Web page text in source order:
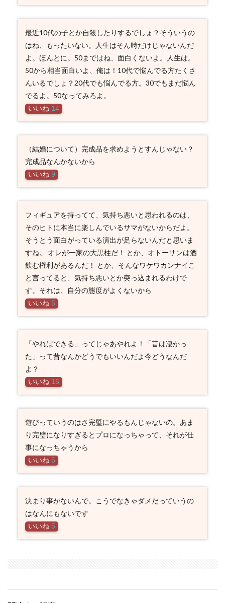
最近10代の子とか自殺したりするでしょ？そういうの
はね、もったいない。人生はそん時だけじゃないんだ
よ。ほんとに。50まではね、面白くないよ。人生は。
50から相当面白いよ、俺は！10代で悩んでる方たくさ
んいるでしょ？20代でも悩んでる方。30でもまだ悩ん
でるよ。50なってみろよ。
いいね 14
（結婚について）完成品を求めようとすんじゃない？
完成品なんかないから
いいね 9
フィギュアを持ってて、気持ち悪いと思われるのは、
そのヒトに本当に楽しんでいるサマがないからだよ。
そうとう面白がっている演出が足らないんだと思いま
すね。 オレが一家の大黒柱だ！ とか、オトーサンは酒
飲む権利があるんだ！ とか、そんなワケワカンナイこ
と言ってると、気持ち悪いとか突っ込まれるわけで
す。それは、自分の態度がよくないから
いいね 5
「やればできる」ってじゃあやれよ！「昔は凄かっ
た」って昔なんかどうでもいいんだよ今どうなんだ
よ？
いいね 15
遊びっていうのはさ完璧にやるもんじゃないの。あま
り完璧になりすぎるとプロになっちゃって、それが仕
事になっちゃうから
いいね 5
決まり事がないんで。こうでなきゃダメだっていうの
はなんにもないです
いいね 5